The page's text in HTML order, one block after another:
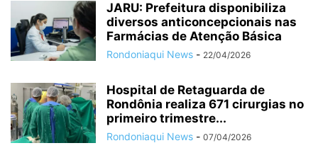
JARU: Prefeitura disponibiliza
diversos anticoncepcionais nas
Farmácias de Atenção Básica
Rondoniaqui News - 22/04/2026
Hospital de Retaguarda de
Rondônia realiza 671 cirurgias no
primeiro trimestre...
Rondoniaqui News - 07/04/2026